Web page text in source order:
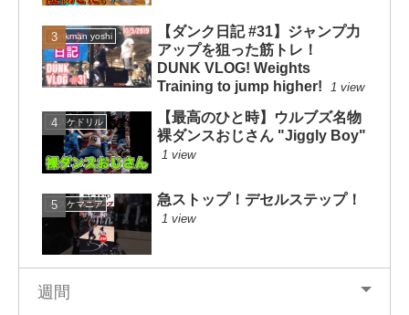
dunkman yoshi
【ダンク日記 #31】ジャンプ力
アップを狙った筋トレ！
DUNK VLOG! Weights
Training to jump higher!
1 view
バスケドリル
【最高のひと時】ウルブズ名物
裸ダンスおじさん "Jiggly Boy"
1 view
バスケマニア 急ストップ！デセルステップ！
1 view
週間